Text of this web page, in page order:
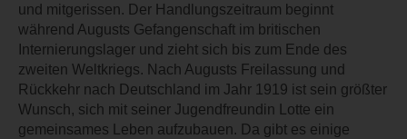
und mitgerissen. Der Handlungszeitraum beginnt
während Augusts Gefangenschaft im britischen
Internierungslager und zieht sich bis zum Ende des
zweiten Weltkriegs. Nach Augusts Freilassung und
Rückkehr nach Deutschland im Jahr 1919 ist sein größter
Wunsch, sich mit seiner Jugendfreundin Lotte ein
gemeinsames Leben aufzubauen. Da gibt es einige